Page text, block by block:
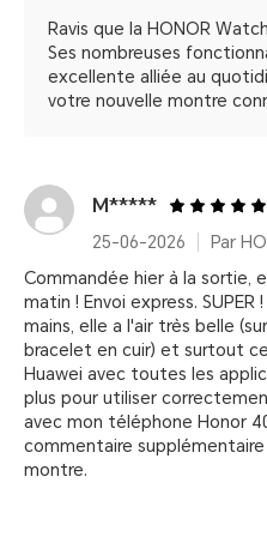
Ravis que la HONOR
Ses nombreuses
excellente alliée au
votre nouvelle montre
M*****
25-06-2026
Par
Commandée hier à la sortie,
matin ! Envoi express.
mains, elle a l'air très belle
bracelet en cuir) et surtout
Huawei avec toutes les
plus pour utiliser
avec mon téléphone Honor
commentaire supplémentaire
montre.